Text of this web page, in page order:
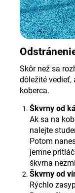
Skôr než sa
dôležité vedieť,
koberca.
Škvrny od
Ak sa na
nalejte
Potom
jemne
škvrna
Škvrny od
Rýchlo